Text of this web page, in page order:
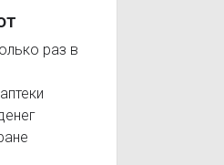
раз в